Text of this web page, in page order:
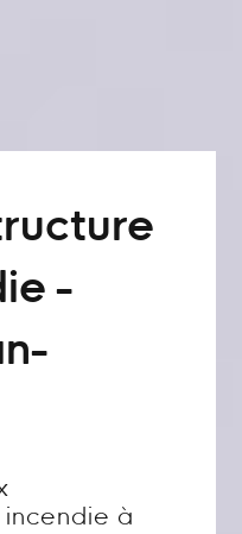
-
incendie à